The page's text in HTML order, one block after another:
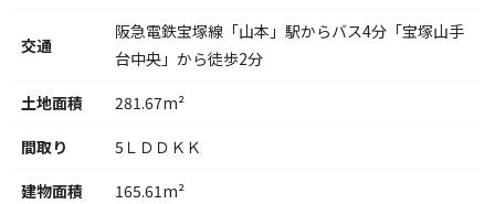
交通
阪急電鉄宝塚線「山本」駅からバス4分「宝塚山手
台中央」から徒歩2分
土地面積
281.67m²
間取り
5ＬＤＤＫＫ
建物面積
165.61m²